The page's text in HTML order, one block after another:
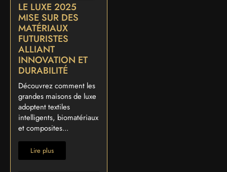
LE LUXE 2025
MISE SUR DES
MATÉRIAUX
FUTURISTES
ALLIANT
INNOVATION ET
DURABILITÉ
Découvrez comment les
grandes maisons de luxe
adoptent textiles
intelligents, biomatériaux
et composites...
Lire plus